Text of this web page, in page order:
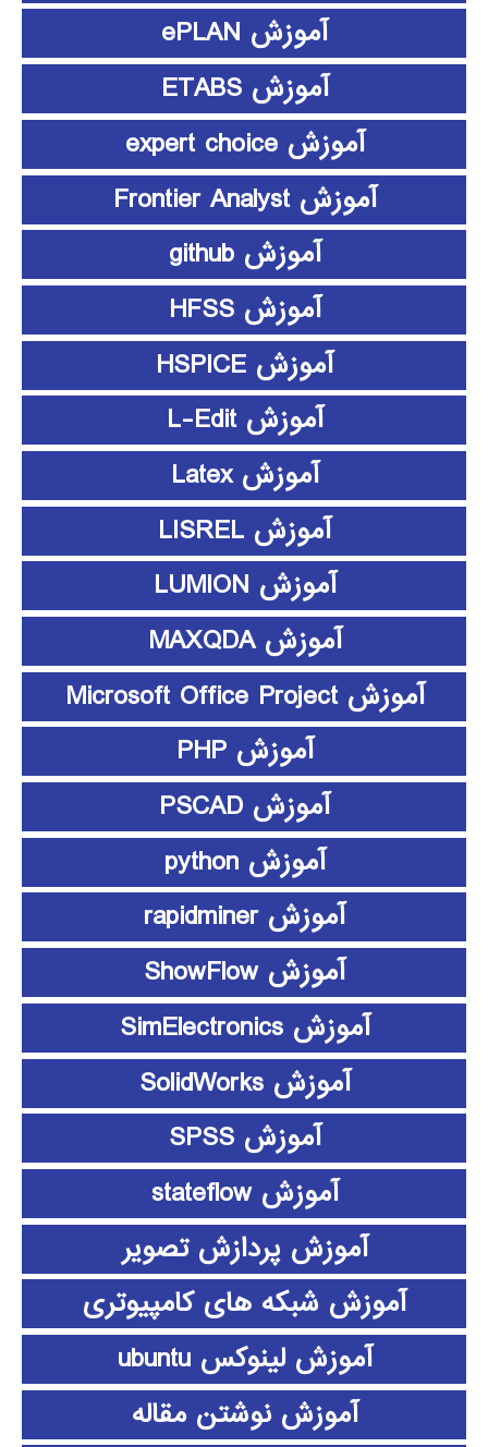
آموزش ePLAN
آموزش ETABS
آموزش expert choice
آموزش Frontier Analyst
آموزش github
آموزش HFSS
آموزش HSPICE
آموزش L-Edit
آموزش Latex
آموزش LISREL
آموزش LUMION
آموزش MAXQDA
آموزش Microsoft Office Project
آموزش PHP
آموزش PSCAD
آموزش python
آموزش rapidminer
آموزش ShowFlow
آموزش SimElectronics
آموزش SolidWorks
آموزش SPSS
آموزش stateflow
آموزش پردازش تصویر
آموزش شبکه های کامپیوتری
آموزش لینوکس ubuntu
آموزش نوشتن مقاله